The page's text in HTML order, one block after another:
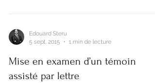
Edouard Steru
5 sept. 2015
1 min de lecture
Mise en examen d’un témoin
assisté par lettre